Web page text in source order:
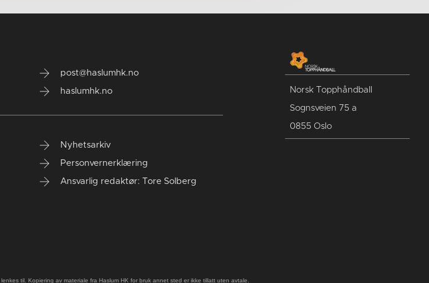
post@haslumhk.no
haslumhk.no
Nyhetsarkiv
Personvernerklæring
Ansvarlig redaktør: Tore Solberg
Norsk Topphåndball
Sognsveien 75 a
0855 Oslo
til. Kopiering av materiale fra Haslum HK for bruk annet sted er ikke tillatt uten avtale.